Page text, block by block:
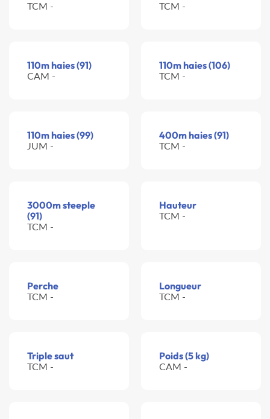
TCM - TCM -
110m haies (91)
CAM -
110m haies (106)
TCM -
110m haies (99)
JUM -
400m haies (91)
TCM -
3000m steeple
(91)
TCM -
Hauteur
TCM -
Perche
TCM -
Longueur
TCM -
Triple saut
TCM -
Poids (5 kg)
CAM -